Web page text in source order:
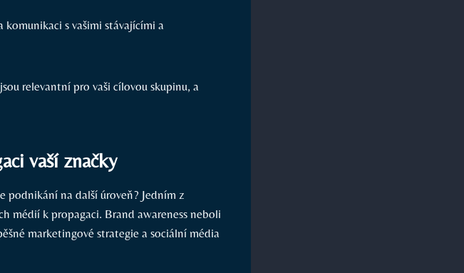
s vašimi stávajícími a
relevantní pro vaši cílovou skupinu, a
vaší značky
podnikání na další úroveň? Jedním z
médií k propagaci. Brand awareness neboli
marketingové strategie a sociální média